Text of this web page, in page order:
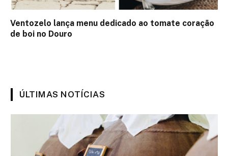
Ventozelo lança menu dedicado ao tomate coração
de boi no Douro
ÚLTIMAS NOTÍCIAS